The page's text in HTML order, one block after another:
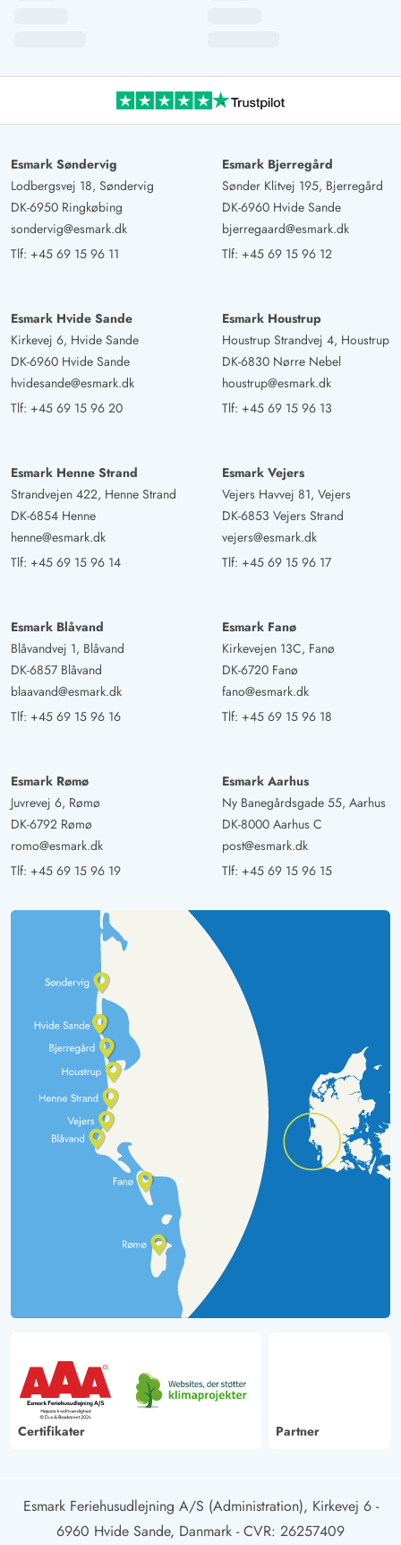
Esmark Søndervig
Lodbergsvej 18, Søndervig
DK-6950 Ringkøbing
sondervig@esmark.dk
Tlf: +45 69 15 96 11
Esmark Bjerregård
Sønder Klitvej 195, Bjerregård
DK-6960 Hvide Sande
bjerregaard@esmark.dk
Tlf: +45 69 15 96 12
Esmark Hvide Sande
Kirkevej 6, Hvide Sande
DK-6960 Hvide Sande
hvidesande@esmark.dk
Tlf: +45 69 15 96 20
Esmark Houstrup
Houstrup Strandvej 4, Houstrup
DK-6830 Nørre Nebel
houstrup@esmark.dk
Tlf: +45 69 15 96 13
Esmark Henne Strand
Strandvejen 422, Henne Strand
DK-6854 Henne
henne@esmark.dk
Tlf: +45 69 15 96 14
Esmark Vejers
Vejers Havvej 81, Vejers
DK-6853 Vejers Strand
vejers@esmark.dk
Tlf: +45 69 15 96 17
Esmark Blåvand
Blåvandvej 1, Blåvand
DK-6857 Blåvand
blaavand@esmark.dk
Tlf: +45 69 15 96 16
Esmark Fanø
Kirkevejen 13C, Fanø
DK-6720 Fanø
fano@esmark.dk
Tlf: +45 69 15 96 18
Esmark Rømø
Juvrevej 6, Rømø
DK-6792 Rømø
romo@esmark.dk
Tlf: +45 69 15 96 19
Esmark Aarhus
Ny Banegårdsgade 55, Aarhus
DK-8000 Aarhus C
post@esmark.dk
Tlf: +45 69 15 96 15
Certifikater Partner
Esmark Feriehusudlejning A/S (Administration), Kirkevej 6 -
6960 Hvide Sande, Danmark - CVR: 26257409